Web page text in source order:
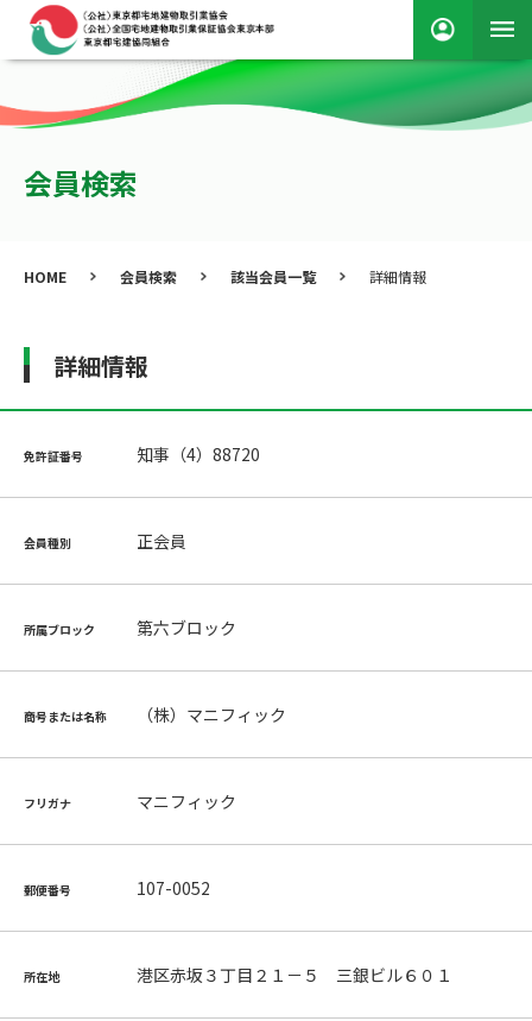
会員検索
HOME 会員検索 該当会員一覧 詳細情報
詳細情報
免許証番号 知事（4）88720
会員種別 正会員
所属ブロック 第六ブロック
商号または名称 （株）マニフィック
フリガナ マニフィック
郵便番号 107-0052
所在地 港区赤坂３丁目２１－５ 三銀ビル６０１